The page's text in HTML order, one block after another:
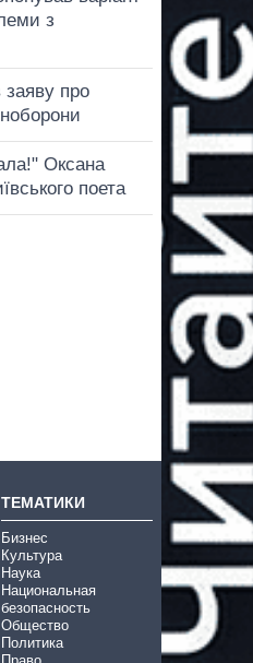
ТЕМАТИКИ
Бизнес
Культура
Наука
Национальная
безопасность
Общество
Политика